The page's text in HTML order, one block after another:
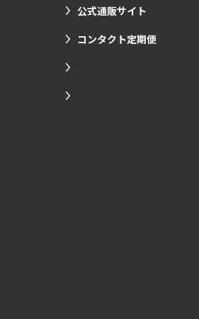
公式通販サイト
コンタクト定期便